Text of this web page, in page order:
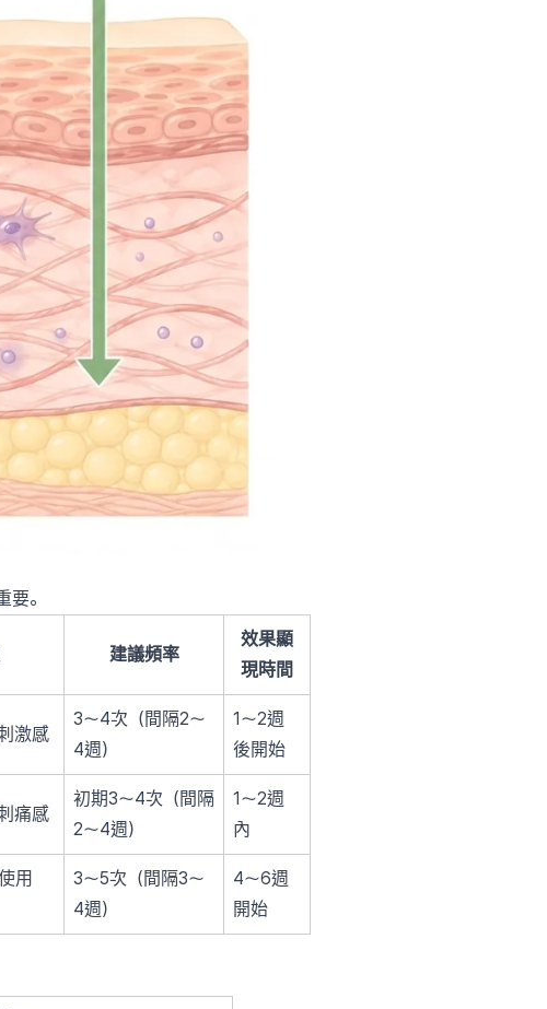
。
建議頻率
效果顯
現時間
激感
3〜4次（間隔2〜
4週）
1〜2週
後開始
痛感
初期3〜4次（間隔
2〜4週）
1〜2週
內
用
3〜5次（間隔3〜
4週）
4〜6週
開始